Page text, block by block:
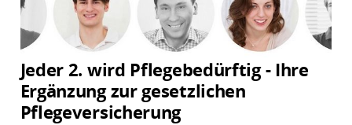
Jeder 2. wird Pflegebedürftig - Ihre
Ergänzung zur gesetzlichen
Pflegeversicherung